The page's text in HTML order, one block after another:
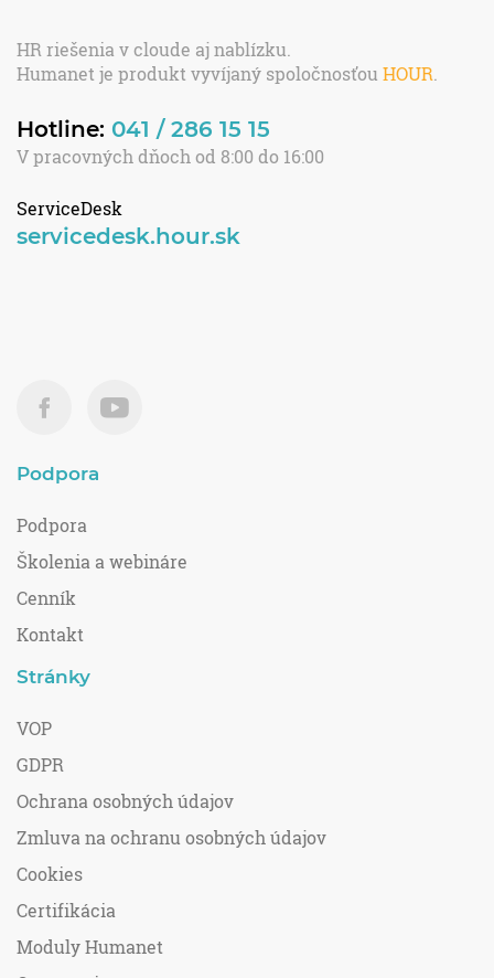
HR riešenia v cloude aj nablízku.
Humanet je produkt vyvíjaný spoločnosťou HOUR
Hotline: 041 / 286 15 15
V pracovných dňoch od 8:00 do 16:00
ServiceDesk
servicedesk.hour.sk
Podpora
Podpora
Školenia a webináre
Cenník
Kontakt
Stránky
VOP
GDPR
Ochrana osobných údajov
Zmluva na ochranu osobných údajov
Cookies
Certifikácia
Moduly Humanet